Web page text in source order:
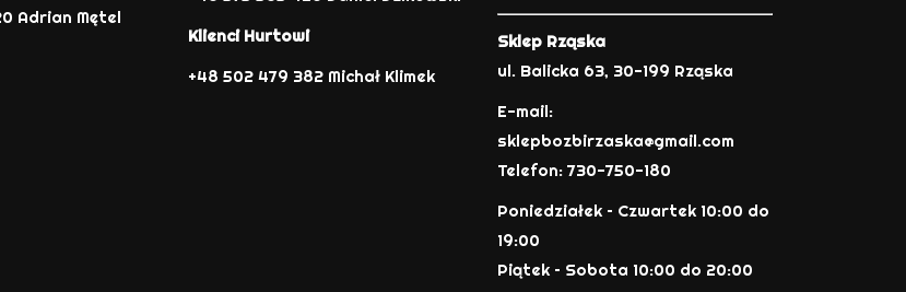
Adrian Mętel
Klienci Hurtowi
+48 502 479 382 Michał Klimek
Sklep Rząska
ul. Balicka 63, 30-199 Rząska
E-mail:
sklepbozbirzaska@gmail.com
Telefon: 730-750-180
Poniedziałek – Czwartek 10:00 do
19:00
Piątek – Sobota 10:00 do 20:00